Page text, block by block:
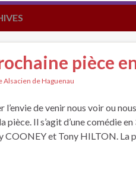
pièce
Alsacien de Haguenau
l’envie de venir nous voir ou
pièce. Il s’agit d’une comédie
COONEY et Tony HILTON. La